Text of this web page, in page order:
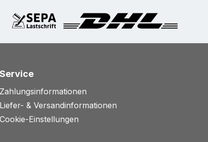
Service
Zahlungsinformationen
Liefer- & Versandinformationen
Cookie-Einstellungen